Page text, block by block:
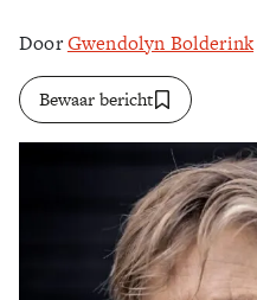
DoorGwendolyn Bolderink
Bewaar bericht